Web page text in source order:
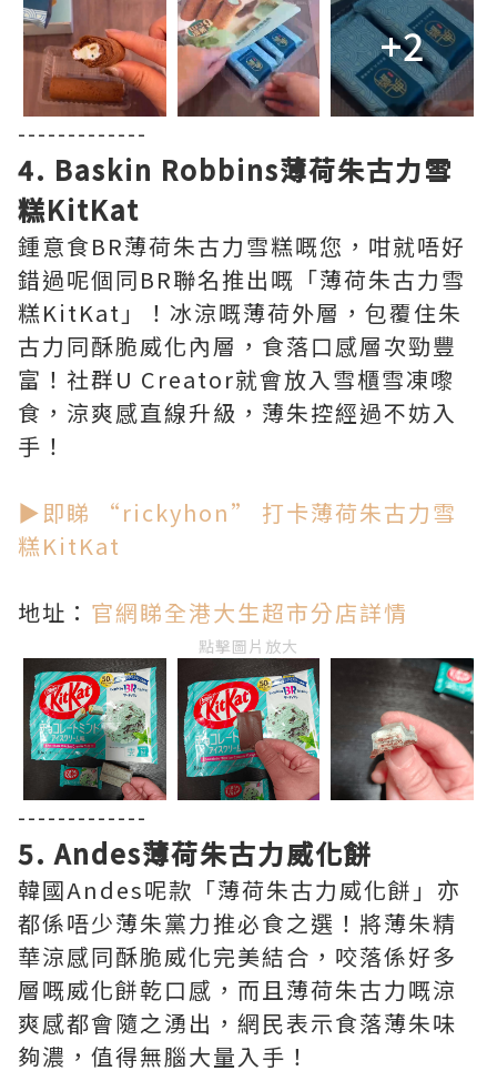
+2
-------------
4. Baskin Robbins薄荷朱古力雪
糕KitKat
鍾意食BR薄荷朱古力雪糕嘅您，咁就唔好
錯過呢個同BR聯名推出嘅「薄荷朱古力雪
糕KitKat」！冰涼嘅薄荷外層，包覆住朱
古力同酥脆威化內層，食落口感層次勁豐
富！社群U Creator就會放入雪櫃雪凍嚟
食，涼爽感直線升級，薄朱控經過不妨入
手！
▶即睇 “rickyhon” 打卡薄荷朱古力雪
糕KitKat
地址： 官網睇全港大生超市分店詳情
點擊圖片放大
-------------
5. Andes薄荷朱古力威化餅
韓國Andes呢款「薄荷朱古力威化餅」亦
都係唔少薄朱黨力推必食之選！將薄朱精
華涼感同酥脆威化完美結合，咬落係好多
層嘅威化餅乾口感，而且薄荷朱古力嘅涼
爽感都會隨之湧出，網民表示食落薄朱味
夠濃，值得無腦大量入手！